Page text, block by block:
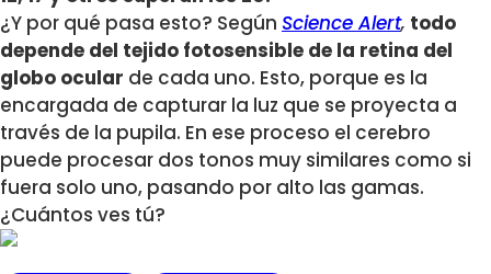
¿Y por qué pasa esto? Según Science Alert, todo
depende del tejido fotosensible de la retina del
globo ocular de cada uno. Esto, porque es la
encargada de capturar la luz que se proyecta a
través de la pupila. En ese proceso el cerebro
puede procesar dos tonos muy similares como si
fuera solo uno, pasando por alto las gamas.
¿Cuántos ves tú?